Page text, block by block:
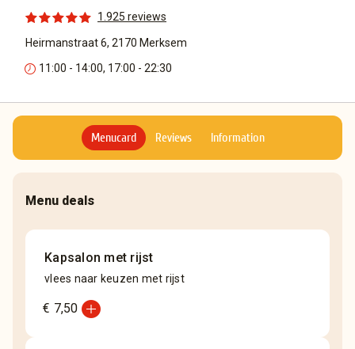
1.925 reviews
Heirmanstraat 6, 2170 Merksem
11:00 - 14:00, 17:00 - 22:30
Menucard Reviews Information
Menu deals
Kapsalon met rijst
vlees naar keuzen met rijst
€ 7,50 add_circle